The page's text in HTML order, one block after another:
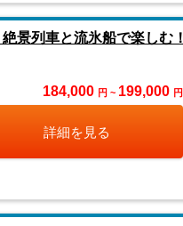
景列車と流氷船で楽しむ！
184,000 円 ~ 199,000 円
詳細を見る